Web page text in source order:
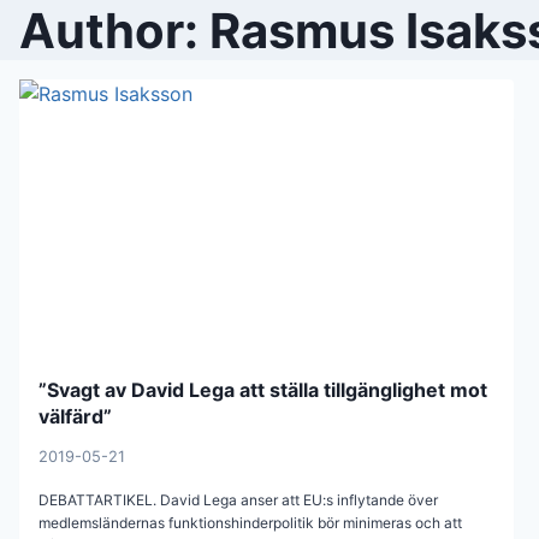
Author: Rasmus
”Svagt av David Lega att ställa tillgänglighet mot
välfärd”
2019-05-21
DEBATTARTIKEL. David Lega anser att EU:s inflytande över
medlemsländernas funktionshinderpolitik bör minimeras och att